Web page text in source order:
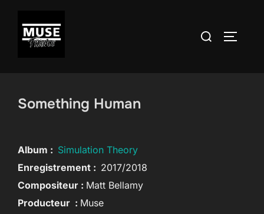
contenu
Rechercher :
Something Human
Album : Simulation Theory
Enregistrement : 2017/2018
Compositeur : Matt Bellamy
Producteur : Muse